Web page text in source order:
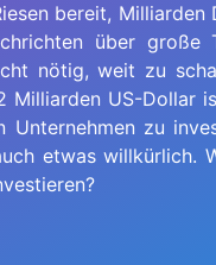
bereit,
über große
nötig, weit zu
US-Dollar
zu
etwas